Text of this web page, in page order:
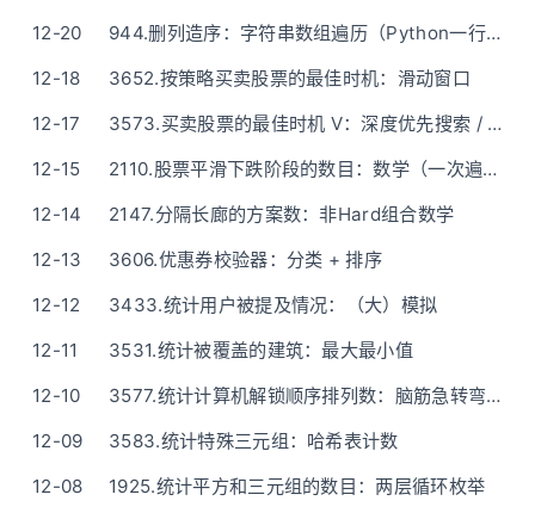
12-20
944.删列造序：字符串数组遍历（Python一行版）
12-18
3652.按策略买卖股票的最佳时机：滑动窗口
12-17
3573.买卖股票的最佳时机 V：深度优先搜索 / 动态规划：通俗讲解
12-15
2110.股票平滑下跌阶段的数目：数学（一次遍历）
12-14
2147.分隔长廊的方案数：非Hard组合数学
12-13
3606.优惠券校验器：分类 + 排序
12-12
3433.统计用户被提及情况：（大）模拟
12-11
3531.统计被覆盖的建筑：最大最小值
12-10
3577.统计计算机解锁顺序排列数：脑筋急转弯(组合数学)
12-09
3583.统计特殊三元组：哈希表计数
12-08
1925.统计平方和三元组的数目：两层循环枚举